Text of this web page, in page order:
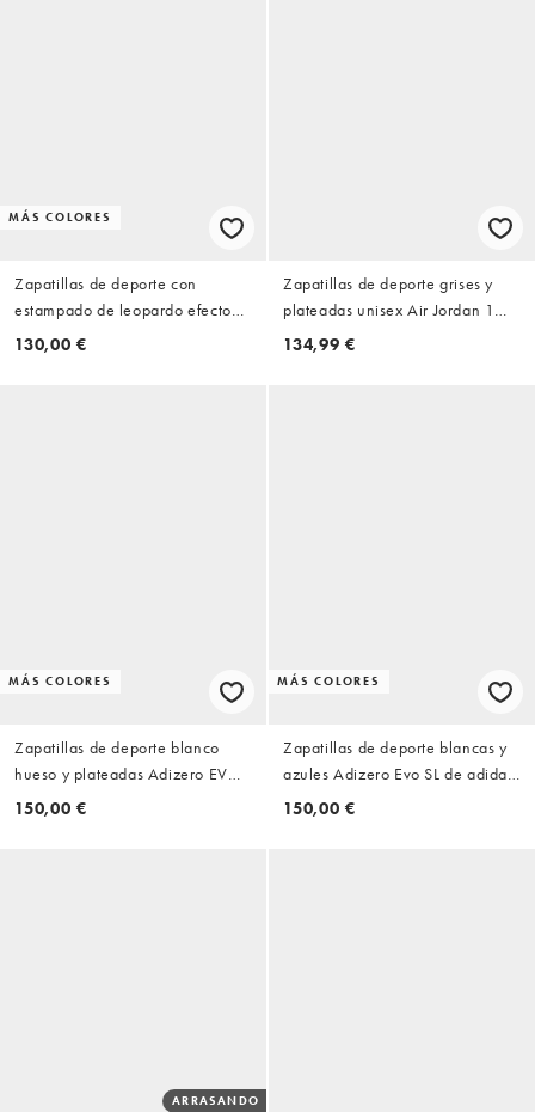
MÁS COLORES
Zapatillas de deporte con
estampado de leopardo efecto
piel de potro Adios OG de
130,00 €
Zapatillas de deporte grises y
plateadas unisex Air Jordan 1
Method of Make Low de Nike
134,99 €
MÁS COLORES
Zapatillas de deporte blanco
hueso y plateadas Adizero EVO
SL de adidas Running
150,00 €
MÁS COLORES
Zapatillas de deporte blancas y
azules Adizero Evo SL de adidas
Running
150,00 €
ARRASANDO